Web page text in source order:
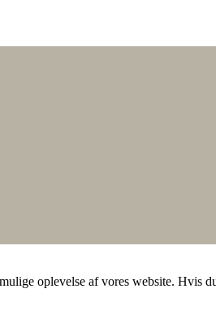
oplevelse af vores website. Hvis